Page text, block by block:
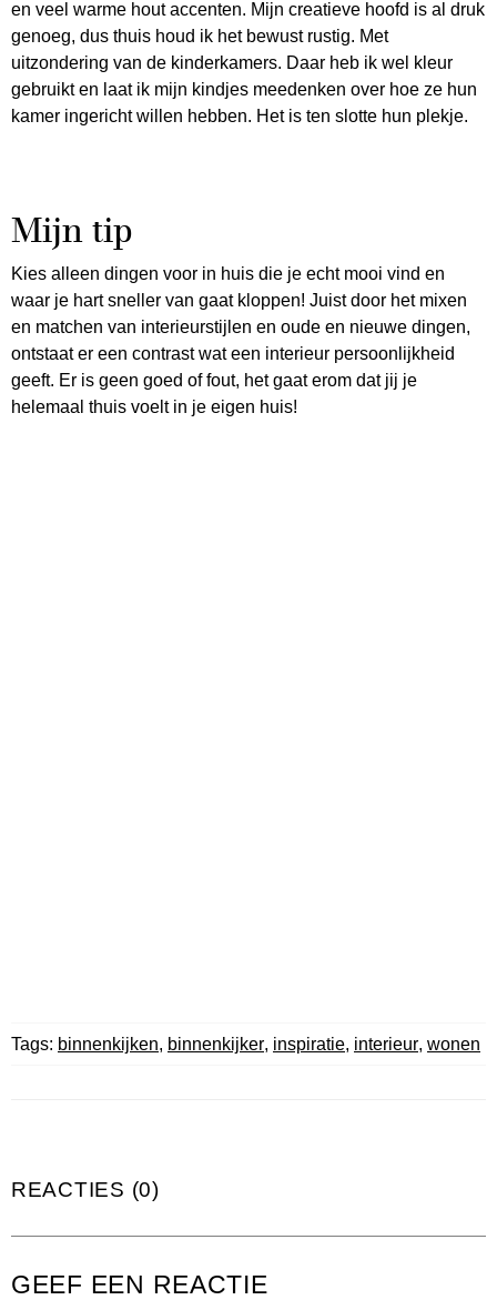
en veel warme hout accenten. Mijn creatieve hoofd is al druk
genoeg, dus thuis houd ik het bewust rustig. Met
uitzondering van de kinderkamers. Daar heb ik wel kleur
gebruikt en laat ik mijn kindjes meedenken over hoe ze hun
kamer ingericht willen hebben. Het is ten slotte hun plekje.
Mijn tip
Kies alleen dingen voor in huis die je echt mooi vind en
waar je hart sneller van gaat kloppen! Juist door het mixen
en matchen van interieurstijlen en oude en nieuwe dingen,
ontstaat er een contrast wat een interieur persoonlijkheid
geeft. Er is geen goed of fout, het gaat erom dat jij je
helemaal thuis voelt in je eigen huis!
Tags: binnenkijken, binnenkijker, inspiratie, interieur, wonen
REACTIES (0)
GEEF EEN REACTIE